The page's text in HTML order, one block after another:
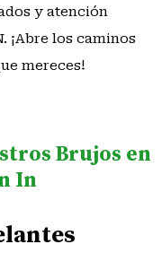
y atención
¡Abre los caminos
mereces!
Brujos en
In